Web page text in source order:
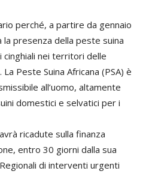
perché, a partire da gennaio
presenza della peste suina
cinghiali nei territori delle
La Peste Suina Africana (PSA) è
all’uomo, altamente
domestici e selvatici per i
ricadute sulla finanza
entro 30 giorni dalla sua
di interventi urgenti